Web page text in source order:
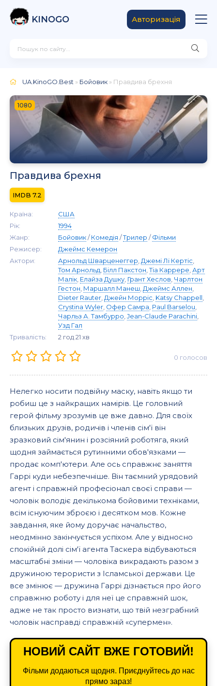
KINOGO Авторизація
UA.KinoGO.Best » Бойовик » Правдива брехня
1080
Правдива брехня
7.2
Країна:
США
Рік:
1994
Жанр:
Бойовик/Комедія /Трилер /Фільми
Режисер:
Джеймс Кемерон
Актори:
Арнольд Шварценеггер Джемі Лі Кертіс
Том Арнольд Білл Пакстон ,Тіа Каррере Арт
Малік Елайза Душку Грант Хеслов Чарлтон
Гестон Маршалл Манеш Джеймс Аллен
Dieter Rauter Джейн Морріс Katsy Chappell
Crystina Wyler Офер Самра Paul Barselou
Чарльз А. Тамбурро Jean-Claude Parachini
Узд Гал
Тривалість:
2 год 21 хв
0 голосов
Нелегко носити подвійну маску, навіть якщо ти
робиш це з найкращих намірів. Це головний
герой фільму зрозумів це вже давно. Для своїх
близьких друзів, родичів і членів сім'ї він
зразковий сім'янин і розсіяний роботяга, який
щодня займається рутинними обов'язками —
продає комп'ютери. Але ось справжнє заняття
Гаррі куди небезпечніше. Він таємний урядовий
агент і справжній професіонал своєї справи —
чоловік володіє декількома бойовими техніками,
всім існуючим зброєю і десятком мов. Кожне
завдання, яке йому доручає начальство,
неодмінно закінчується успіхом. Але у відносно
спокійній долі сім'ї агента Таскера відбуваються
масштабні зміни — чоловіка викрадають разом з
дружиною терористи з Ісламської держави. Це
все змінює — дружина Гаррі дізнається про його
справжню роботу і для неї це справжній шок,
адже не так просто визнати, що твій незграбний
чоловік насправді справжній «супермен».
НОВИЙ САЙТ ВЖЕ ГОТОВИЙ!
Фільми додаються щодня. Приєднуйтесь до нас
прямо зараз!